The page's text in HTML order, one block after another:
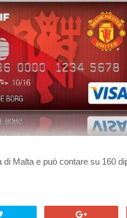
Malta e può contare su 160